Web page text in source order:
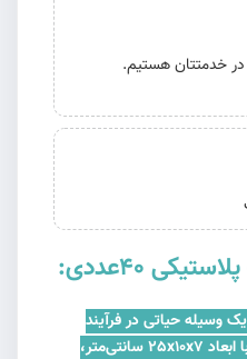
15 دقیقه ای در خدمتتان هستیم.
40عددی:
20 عددی، یک وسیله حیاتی در فرآیند
تزریق و مصرف پزشکی است که با ابعاد 25x10x7 سانتی‌متر،